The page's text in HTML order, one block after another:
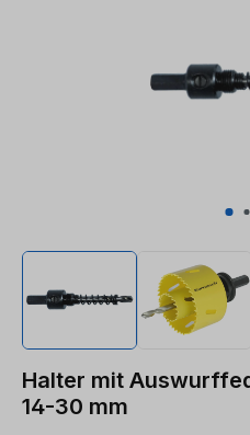
Halter mit
14-30 mm